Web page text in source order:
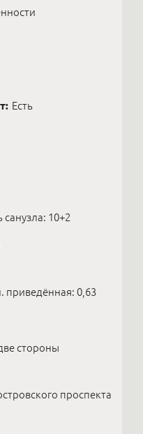
Есть
10+2
приведённая: 0,63
стороны
проспекта